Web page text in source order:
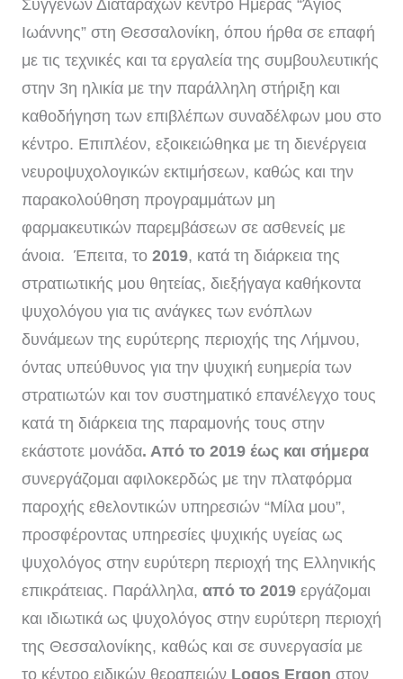
Συγγενών Διαταραχών κέντρο Ημέρας “Άγιος
Ιωάννης” στη Θεσσαλονίκη, όπου ήρθα σε επαφή
με τις τεχνικές και τα εργαλεία της συμβουλευτικής
στην 3η ηλικία με την παράλληλη στήριξη και
καθοδήγηση των επιβλέπων συναδέλφων μου στο
κέντρο. Επιπλέον, εξοικειώθηκα με τη διενέργεια
νευροψυχολογικών εκτιμήσεων, καθώς και την
παρακολούθηση προγραμμάτων μη
φαρμακευτικών παρεμβάσεων σε ασθενείς με
άνοια. Έπειτα, το 2019, κατά τη διάρκεια της
στρατιωτικής μου θητείας, διεξήγαγα καθήκοντα
ψυχολόγου για τις ανάγκες των ενόπλων
δυνάμεων της ευρύτερης περιοχής της Λήμνου,
όντας υπεύθυνος για την ψυχική ευημερία των
στρατιωτών και τον συστηματικό επανέλεγχο τους
κατά τη διάρκεια της παραμονής τους στην
εκάστοτε μονάδα. Από το 2019 έως και σήμερα
συνεργάζομαι αφιλοκερδώς με την πλατφόρμα
παροχής εθελοντικών υπηρεσιών “Μίλα μου”,
προσφέροντας υπηρεσίες ψυχικής υγείας ως
ψυχολόγος στην ευρύτερη περιοχή της Ελληνικής
επικράτειας. Παράλληλα, από το 2019 εργάζομαι
και ιδιωτικά ως ψυχολόγος στην ευρύτερη περιοχή
της Θεσσαλονίκης, καθώς και σε συνεργασία με
το κέντρο ειδικών θεραπειών Logos Ergon στον